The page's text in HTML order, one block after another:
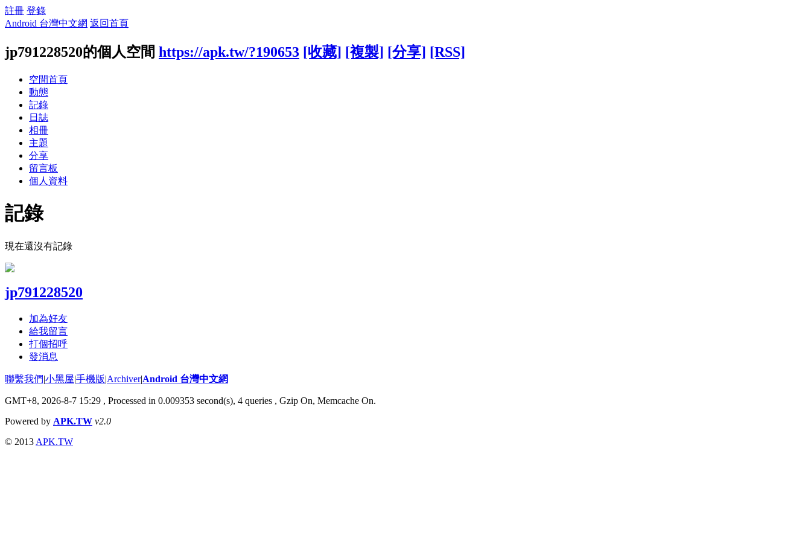
註冊 登錄
Android 台灣中文網 返回首頁
jp791228520的個人空間 https://apk.tw/?190653 [收藏] [複製] [分享] [RSS]
空間首頁
動態
記錄
日誌
相冊
主題
分享
留言板
個人資料
記錄
現在還沒有記錄
jp791228520
加為好友
給我留言
打個招呼
發消息
聯繫我們|小黑屋|手機版|Archiver|Android 台灣中文網
GMT+8, 2026-8-7 15:29 , Processed in 0.009353 second(s), 4 queries , Gzip On, Memcache On.
Powered by APK.TW v2.0
© 2013 APK.TW